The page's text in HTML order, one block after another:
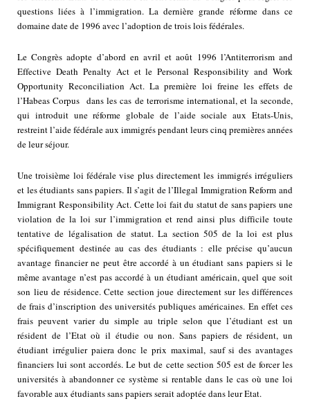
questions liées à l’immigration. La dernière grande réforme dans ce
domaine date de 1996 avec l’adoption de trois lois fédérales.
Le Congrès adopte d’abord en avril et août 1996 l’Antiterrorism and
Effective Death Penalty Act et le Personal Responsibility and Work
Opportunity Reconciliation Act. La première loi freine les effets de
l’Habeas Corpus dans les cas de terrorisme international, et la seconde,
qui introduit une réforme globale de l’aide sociale aux Etats-Unis,
restreint l’aide fédérale aux immigrés pendant leurs cinq premières années
de leur séjour.
Une troisième loi fédérale vise plus directement les immigrés irréguliers
et les étudiants sans papiers. Il s’agit de l’Illegal Immigration Reform and
Immigrant Responsibility Act. Cette loi fait du statut de sans papiers une
violation de la loi sur l’immigration et rend ainsi plus difficile toute
tentative de légalisation de statut. La section 505 de la loi est plus
spécifiquement destinée au cas des étudiants : elle précise qu’aucun
avantage financier ne peut être accordé à un étudiant sans papiers si le
même avantage n’est pas accordé à un étudiant américain, quel que soit
son lieu de résidence. Cette section joue directement sur les différences
de frais d’inscription des universités publiques américaines. En effet ces
frais peuvent varier du simple au triple selon que l’étudiant est un
résident de l’Etat où il étudie ou non. Sans papiers de résident, un
étudiant irrégulier paiera donc le prix maximal, sauf si des avantages
financiers lui sont accordés. Le but de cette section 505 est de forcer les
universités à abandonner ce système si rentable dans le cas où une loi
favorable aux étudiants sans papiers serait adoptée dans leur Etat.